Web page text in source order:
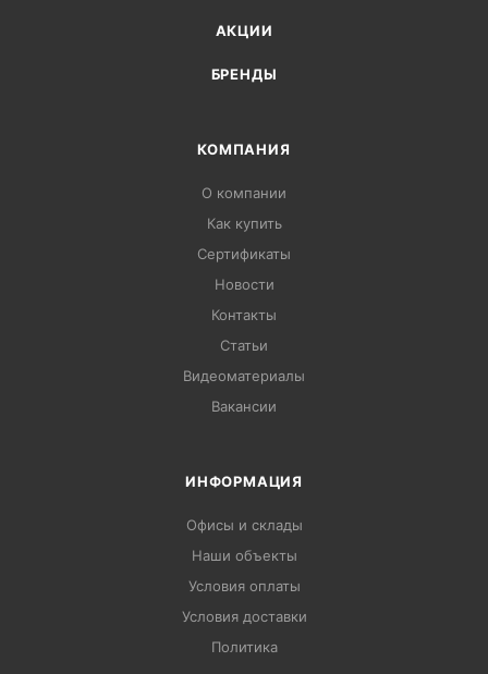
АКЦИИ
БРЕНДЫ
КОМПАНИЯ
О компании
Как купить
Сертификаты
Новости
Контакты
Статьи
Видеоматериалы
Вакансии
ИНФОРМАЦИЯ
Офисы и склады
Наши объекты
Условия оплаты
Условия доставки
Политика